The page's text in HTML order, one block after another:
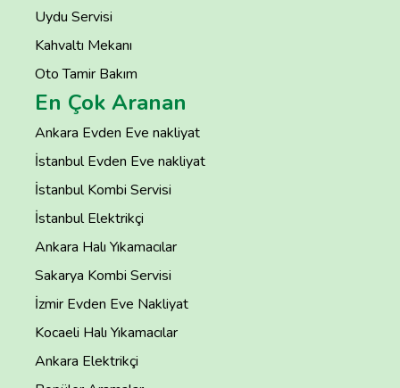
Uydu Servisi
Kahvaltı Mekanı
Oto Tamir Bakım
En Çok Aranan
Ankara Evden Eve nakliyat
İstanbul Evden Eve nakliyat
İstanbul Kombi Servisi
İstanbul Elektrikçi
Ankara Halı Yıkamacılar
Sakarya Kombi Servisi
İzmir Evden Eve Nakliyat
Kocaeli Halı Yıkamacılar
Ankara Elektrikçi